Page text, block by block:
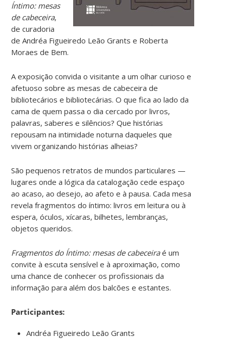
Íntimo: mesas
de cabeceira,
de curadoria
de Andréa Figueiredo Leão Grants e Roberta
Moraes de Bem.
A exposição convida o visitante a um olhar curioso e
afetuoso sobre as mesas de cabeceira de
bibliotecários e bibliotecárias. O que fica ao lado da
cama de quem passa o dia cercado por livros,
palavras, saberes e silêncios? Que histórias
repousam na intimidade noturna daqueles que
vivem organizando histórias alheias?
São pequenos retratos de mundos particulares —
lugares onde a lógica da catalogação cede espaço
ao acaso, ao desejo, ao afeto e à pausa. Cada mesa
revela fragmentos do íntimo: livros em leitura ou à
espera, óculos, xícaras, bilhetes, lembranças,
objetos queridos.
Fragmentos do Íntimo: mesas de cabeceiraé um
convite à escuta sensível e à aproximação, como
uma chance de conhecer os profissionais da
informação para além dos balcões e estantes.
Participantes:
Andréa Figueiredo Leão Grants